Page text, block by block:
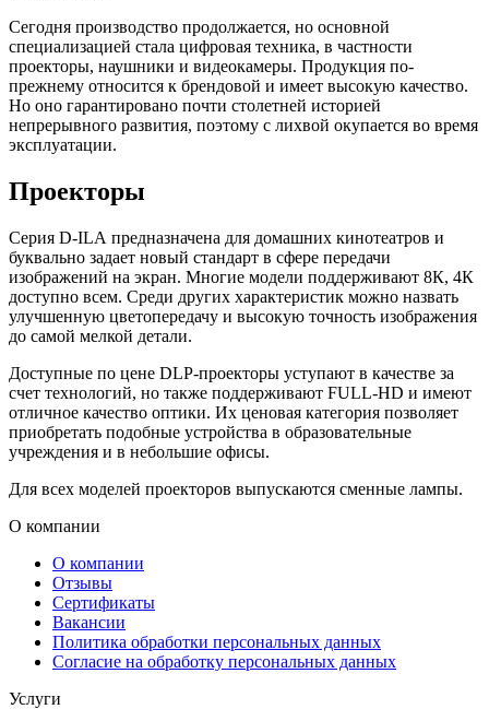
Сегодня производство продолжается, но основной
специализацией стала цифровая техника, в частности
проекторы, наушники и видеокамеры. Продукция по-
прежнему относится к брендовой и имеет высокую качество.
Но оно гарантировано почти столетней историей
непрерывного развития, поэтому с лихвой окупается во время
эксплуатации.
Проекторы
Серия D-ILA предназначена для домашних кинотеатров и
буквально задает новый стандарт в сфере передачи
изображений на экран. Многие модели поддерживают 8К, 4К
доступно всем. Среди других характеристик можно назвать
улучшенную цветопередачу и высокую точность изображения
до самой мелкой детали.
Доступные по цене DLP-проекторы уступают в качестве за
счет технологий, но также поддерживают FULL-HD и имеют
отличное качество оптики. Их ценовая категория позволяет
приобретать подобные устройства в образовательные
учреждения и в небольшие офисы.
Для всех моделей проекторов выпускаются сменные лампы.
О компании
О компании
Отзывы
Сертификаты
Вакансии
Политика обработки персональных данных
Согласие на обработку персональных данных
Услуги